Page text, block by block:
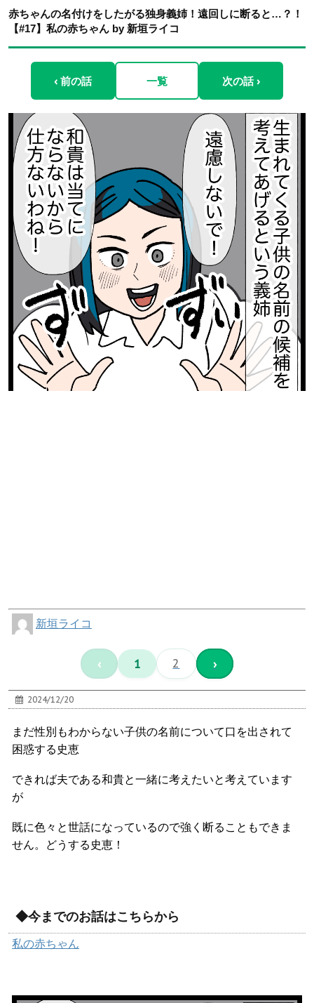
赤ちゃんの名付けをしたがる独身義姉！遠回しに断ると…？！
【#17】私の赤ちゃん by 新垣ライコ
‹ 前の話 一覧 次の話 ›
新垣ライコ
‹ 1 2 ›
2024/12/20
まだ性別もわからない子供の名前について口を出されて
困惑する史恵
できれば夫である和貴と一緒に考えたいと考えています
が
既に色々と世話になっているので強く断ることもできま
せん。どうする史恵！
◆今までのお話はこちらから
私の赤ちゃん